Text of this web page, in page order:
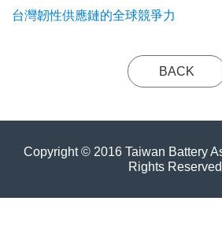
台灣韌性供應鏈的全球競爭力
BACK
Copyright © 2016 Taiwan Battery
Rights